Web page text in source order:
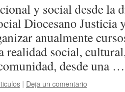
y social desde la
Diocesano Justicia
anualmente
realidad social,
desde una
| Deja un comentario